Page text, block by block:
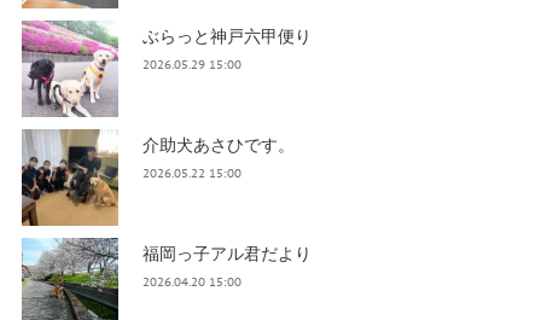
ぶらっと神戸六甲便り
2026.05.29 15:00
介助犬あさひです。
2026.05.22 15:00
福岡っ子アル君だより
2026.04.20 15:00